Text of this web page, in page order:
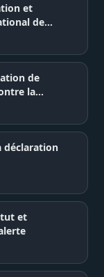
et
de
–
de
la
déclaration
et